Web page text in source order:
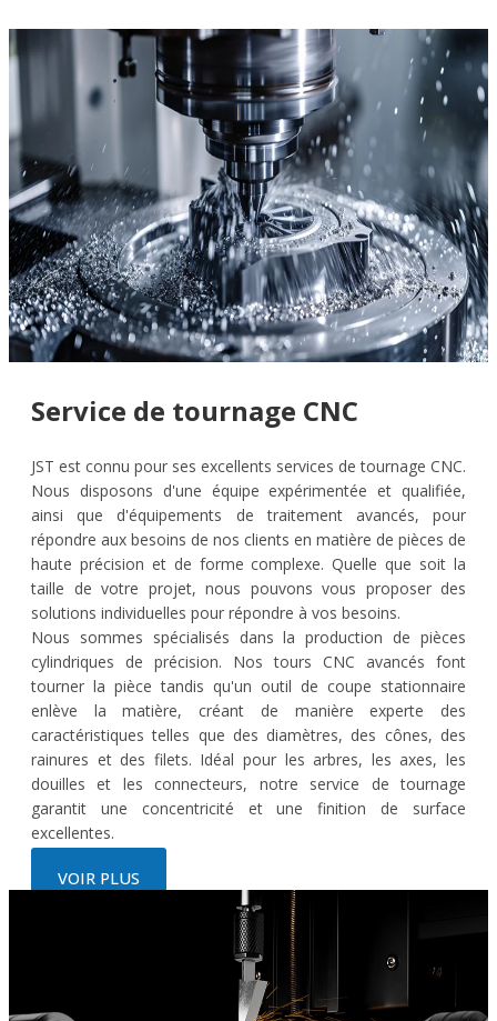
Service de tournage CNC
JST est connu pour ses excellents services de tournage CNC.
Nous disposons d'une équipe expérimentée et qualifiée,
ainsi que d'équipements de traitement avancés, pour
répondre aux besoins de nos clients en matière de pièces de
haute précision et de forme complexe. Quelle que soit la
taille de votre projet, nous pouvons vous proposer des
solutions individuelles pour répondre à vos besoins.
Nous sommes spécialisés dans la production de pièces
cylindriques de précision. Nos tours CNC avancés font
tourner la pièce tandis qu'un outil de coupe stationnaire
enlève la matière, créant de manière experte des
caractéristiques telles que des diamètres, des cônes, des
rainures et des filets. Idéal pour les arbres, les axes, les
douilles et les connecteurs, notre service de tournage
garantit une concentricité et une finition de surface
excellentes.
VOIR PLUS